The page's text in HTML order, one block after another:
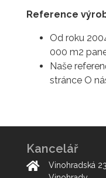
Reference
Od roku
000 m2
Naše
stránce O
Kancelář
Vinohradská